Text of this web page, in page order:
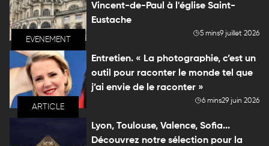
EVENEMENT
Vincent-de-Paul à l'église Saint-
Eustache
5 mins9 juillet 2026
ARTICLE
Entretien. « La photographie, c’est un
outil pour raconter le monde tel que
j’ai envie de le raconter »
6 mins29 juin 2026
Lyon, Toulouse, Valence, Sofia...
Découvrez notre sélection pour la